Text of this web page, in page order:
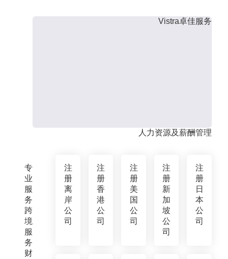
专
业
服
务
跨
境
服
务
财
Vistra卓佳服务
人力资源及薪酬管理
注
册
离
岸
公
司
注
册
香
港
公
司
注
册
美
国
公
司
注
册
新
加
坡
公
司
注
册
日
本
公
司